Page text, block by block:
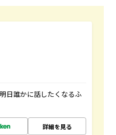
日誰かに話したくなるふ
詳細を見る